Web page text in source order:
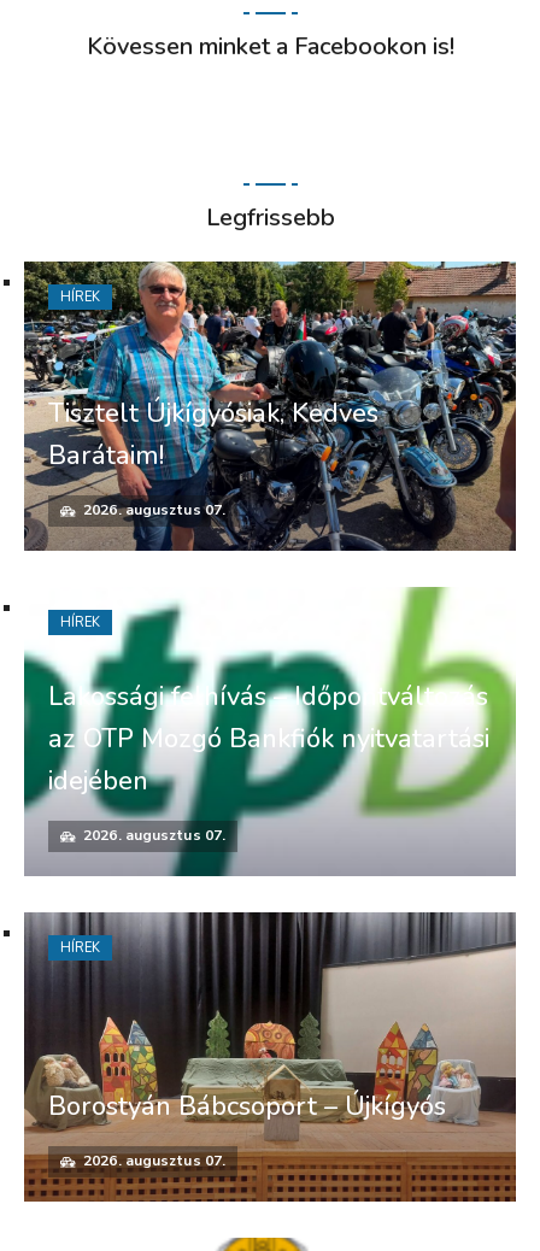
Kövessen minket a Facebookon is!
Legfrissebb
Tisztelt Újkígyósiak, Kedves
Barátaim!
2026. augusztus 07.
HÍREK
Lakossági felhívás – Időpontváltozás
az OTP Mozgó Bankfiók nyitvatartási
idejében
2026. augusztus 07.
HÍREK
Borostyán Bábcsoport – Újkígyós
2026. augusztus 07.
HÍREK